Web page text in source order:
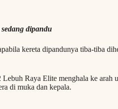
dipandu
kereta dipandunya tiba-tiba
Raya Elite menghala ke arah
di muka dan kepala.